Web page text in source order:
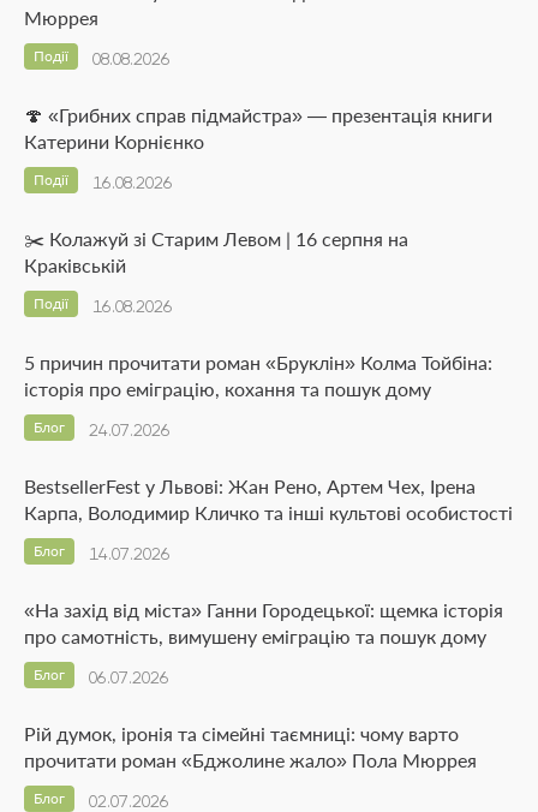
Мюррея
08.08.2026
Події
🍄 «Грибних справ підмайстра» — презентація книги
Катерини Корнієнко
16.08.2026
Події
✂️ Колажуй зі Старим Левом | 16 серпня на
Краківській
16.08.2026
Події
5 причин прочитати роман «Бруклін» Колма Тойбіна:
історія про еміграцію, кохання та пошук дому
24.07.2026
Блог
BestsellerFest у Львові: Жан Рено, Артем Чех, Ірена
Карпа, Володимир Кличко та інші культові особистості
14.07.2026
Блог
«На захід від міста» Ганни Городецької: щемка історія
про самотність, вимушену еміграцію та пошук дому
06.07.2026
Блог
Рій думок, іронія та сімейні таємниці: чому варто
прочитати роман «Бджолине жало» Пола Мюррея
02.07.2026
Блог